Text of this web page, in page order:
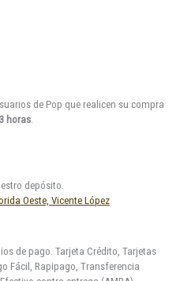
de Pop que realicen su compra
horas
depósito.
Oeste, Vicente López
de pago. Tarjeta Crédito, Tarjetas
Fácil, Rapipago, Transferencia